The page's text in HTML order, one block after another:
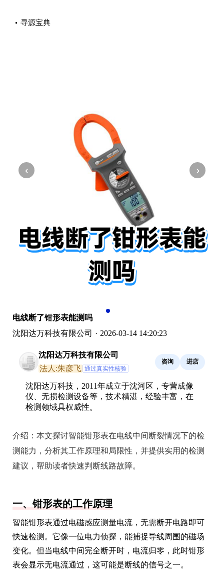
寻源宝典
‹ ›
电线断了钳形表能测吗
沈阳达万科技有限公司 · 2026-03-14 14:20:23
沈阳达万科技有限公司
法人:朱彦飞 通过真实性核验
咨询 进店
沈阳达万科技，2011年成立于沈河区，专营成像
仪、无损检测设备等，技术精湛，经验丰富，在
检测领域具权威性。
介绍： 本文探讨智能钳形表在电线中间断裂情况下的检
测能力，分析其工作原理和局限性，并提供实用的检测
建议，帮助读者快速判断线路故障。
一、钳形表的工作原理
智能钳形表通过电磁感应测量电流，无需断开电路即可
快速检测。它像一位电力侦探，能捕捉导线周围的磁场
变化。但当电线中间完全断开时，电流归零，此时钳形
表会显示无电流通过，这可能是断线的信号之一。